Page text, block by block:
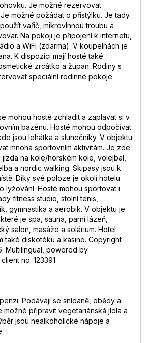
Je možné rezervovat
možné požádat o přistýlku. Je tady
vařič, mikrovlnnou troubu a
Na pokoji je připojení k internetu,
a WiFi (zdarma). V koupelnách je
K dispozici mají hosté také
zrcátko a župan. Rodiny s
speciální rodinné pokoje.
mohou hosté zchladit a zaplavat si v
bazénu. Hosté mohou odpočívat
jsou lehátka a slunečníky. V objektu
mnoha sportovním aktivitám. Je zde
na kole/horském kole, volejbal,
a nordic walking. Skipasy jsou k
Díky své poloze je okolí hotelu
lyžování. Hosté mohou sportovat i
fitness studio, stolní tenis,
gymnastika a aerobik. V objektu je
je spa, sauna, parní lázeň,
salon, masáže a solárium. Hotel
také diskotéku a kasino. Copyright
Multilingual, powered by
no. 123391
Podávají se snídaně, obědy a
možné připravit vegetariánská jídla a
jsou nealkoholické nápoje a